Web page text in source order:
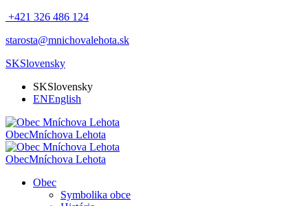
+421 326 486 124
starosta@mnichovalehota.sk
SKSlovensky
SKSlovensky
ENEnglish
ObecMníchova Lehota
ObecMníchova Lehota
Obec
Symbolika obce